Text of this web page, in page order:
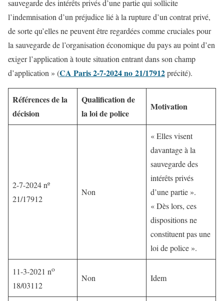
sauvegarde des intérêts privés d’une partie qui sollicite
l’indemnisation d’un préjudice lié à la rupture d’un contrat privé,
de sorte qu’elles ne peuvent être regardées comme cruciales pour
la sauvegarde de l’organisation économique du pays au point d’en
exiger l’application à toute situation entrant dans son champ
d’application » (CA Paris 2-7-2024 no 21/17912précité).
Références de la
décision
Qualification de
la loi de police
Motivation
2-7-2024 nº
21/17912
Non
« Elles visent
davantage à la
sauvegarde des
intérêts privés
d’une partie ».
« Dès lors, ces
dispositions ne
constituent pas une
loi de police ».
11-3-2021 no
18/03112
Non Idem